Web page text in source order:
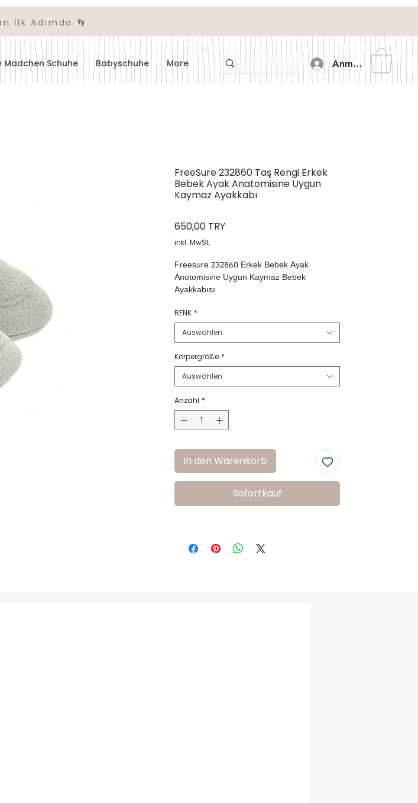
İlk Adımda 👣
Mädchen Schuhe Babyschuhe More Anmelden
FreeSure 232860 Taş Rengi Erkek
Bebek Ayak Anatomisine Uygun
Kaymaz Ayakkabı
650,00 TRYPreis
inkl. MwSt.
Freesure 232860 Erkek Bebek Ayak
Anotomisine Uygun Kaymaz Bebek
Ayakkabısı
RENK *
Auswählen
Körpergröße *
Auswählen
Anzahl *
In den Warenkorb
Sofortkauf